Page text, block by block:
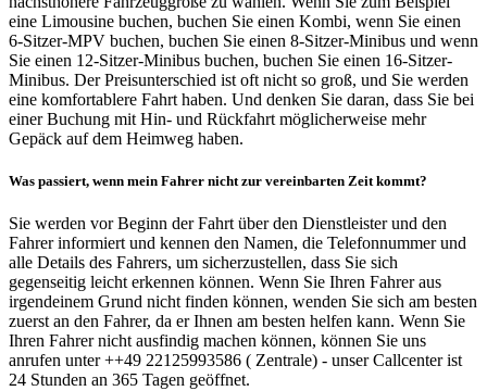
eine Limousine buchen, buchen Sie einen Kombi, wenn Sie einen
6-Sitzer-MPV buchen, buchen Sie einen 8-Sitzer-Minibus und wenn
Sie einen 12-Sitzer-Minibus buchen, buchen Sie einen 16-Sitzer-
Minibus. Der Preisunterschied ist oft nicht so groß, und Sie werden
eine komfortablere Fahrt haben. Und denken Sie daran, dass Sie bei
einer Buchung mit Hin- und Rückfahrt möglicherweise mehr
Gepäck auf dem Heimweg haben.
Was passiert, wenn mein Fahrer nicht zur vereinbarten Zeit kommt?
Sie werden vor Beginn der Fahrt über den Dienstleister und den
Fahrer informiert und kennen den Namen, die Telefonnummer und
alle Details des Fahrers, um sicherzustellen, dass Sie sich
gegenseitig leicht erkennen können. Wenn Sie Ihren Fahrer aus
irgendeinem Grund nicht finden können, wenden Sie sich am besten
zuerst an den Fahrer, da er Ihnen am besten helfen kann. Wenn Sie
Ihren Fahrer nicht ausfindig machen können, können Sie uns
anrufen unter ++49 22125993586 ( Zentrale) - unser Callcenter ist
24 Stunden an 365 Tagen geöffnet.